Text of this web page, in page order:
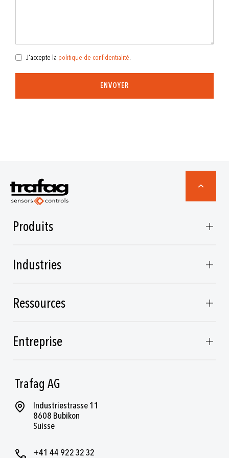
J'accepte la politique de confidentialité.
ENVOYER
Trafag AG
Industriestrasse 11
8608 Bubikon
Suisse
+41 44 922 32 32
Produits
Industries
Ressources
Entreprise